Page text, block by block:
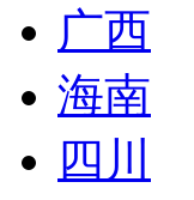
广西
海南
四川